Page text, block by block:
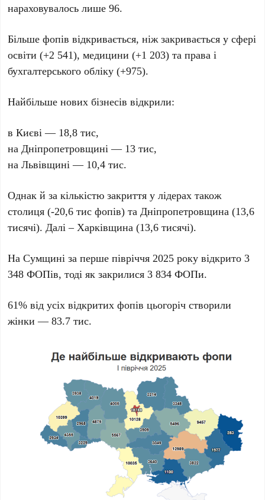
нараховувалось лише 96.
Більше фопів відкривається, ніж закривається у сфері
освіти (+2 541), медицини (+1 203) та права і
бухгалтерського обліку (+975).
Найбільше нових бізнесів відкрили:
в Києві — 18,8 тис,
на Дніпропетровщині — 13 тис,
на Львівщині — 10,4 тис.
Однак й за кількістю закриття у лідерах також
столиця (-20,6 тис фопів) та Дніпропетровщина (13,6
тисячі). Далі – Харківщина (13,6 тисячі).
На Сумщині за перше півріччя 2025 року відкрито 3
348 ФОПів, тоді як закрилися 3 834 ФОПи.
61% від усіх відкритих фопів цьогоріч створили
жінки — 83.7 тис.